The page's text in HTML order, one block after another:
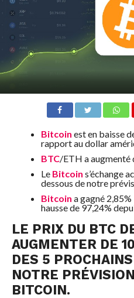
Bitcoin est en baisse
rapport au dollar
BTC/ETH a augmenté
Le Bitcoin s’échange
dessous de notre
Bitcoin a gagné
hausse de 97,24%
LE PRIX DU BTC
AUGMENTER DE
DES 5
NOTRE
BITCOIN.